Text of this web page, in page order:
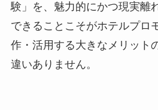
験」を、魅力的にかつ現実離
できることこそがホテルプロ
作・活用する大きなメリット
違いありません。